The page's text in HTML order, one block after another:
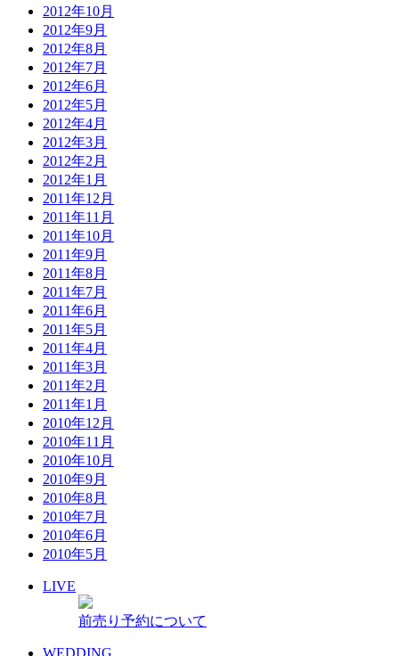
2012年10月
2012年9月
2012年8月
2012年7月
2012年6月
2012年5月
2012年4月
2012年3月
2012年2月
2012年1月
2011年12月
2011年11月
2011年10月
2011年9月
2011年8月
2011年7月
2011年6月
2011年5月
2011年4月
2011年3月
2011年2月
2011年1月
2010年12月
2010年11月
2010年10月
2010年9月
2010年8月
2010年7月
2010年6月
2010年5月
LIVE
前売り予約について
WEDDING